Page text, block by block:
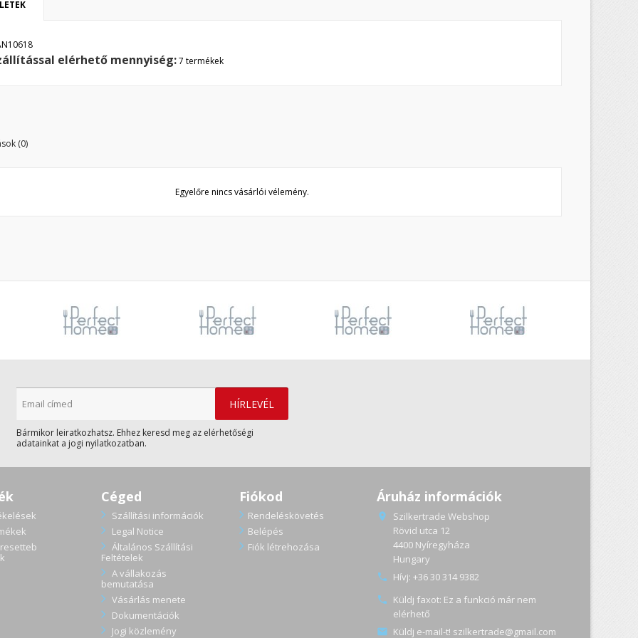
elérhető mennyiség:7 termékek
(0)
Egyelőre nincs vásárlói vélemény.
Bármikor leiratkozhatsz. Ehhez keresd meg az elérhetőségi
adatainkat a jogi nyilatkozatban.
Céged
Szállítási információk
Legal Notice
Általános Szállítási
Feltételek
A vállakozás
bemutatása
Vásárlás menete
Dokumentációk
Jogi közlemény
Fiókod
Rendeléskövetés
Belépés
Fiók létrehozása
Áruház információk

Szilkertrade Webshop
Rövid utca 12
4400 Nyíregyháza
Hungary
 Hívj: +36 30 314 9382
 Küldj faxot: Ez a funkció már nem
elérhető
 Küldj e-mail-t! szilkertrade@gmail.com
Create new list